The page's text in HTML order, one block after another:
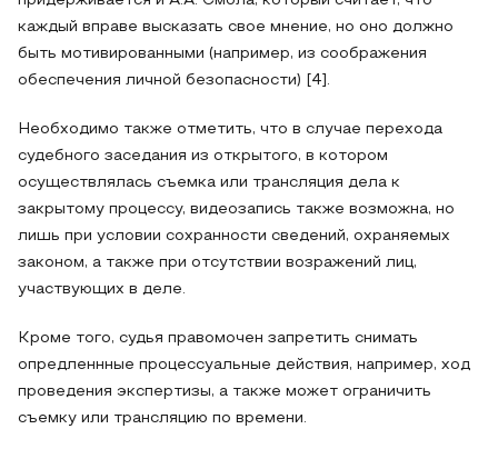
каждый вправе высказать свое мнение, но оно должно
быть мотивированными (например, из соображения
обеспечения личной безопасности) [4].
Необходимо также отметить, что в случае перехода
судебного заседания из открытого, в котором
осуществлялась съемка или трансляция дела к
закрытому процессу, видеозапись также возможна, но
лишь при условии сохранности сведений, охраняемых
законом, а также при отсутствии возражений лиц,
участвующих в деле.
Кроме того, судья правомочен запретить снимать
опредленнные процессуальные действия, например, ход
проведения экспертизы, а также может ограничить
съемку или трансляцию по времени.